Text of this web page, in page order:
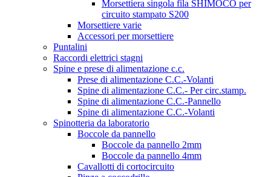
Morsettiera singola fila SHIMOCO per
circuito stampato S200
Morsettiere varie
Accessori per morsettiere
Puntalini
Raccordi elettrici stagni
Spine e prese di alimentazione c.c.
Prese di alimentazione C.C.-Volanti
Spine di alimentazione C.C.- Per circ.stamp.
Spine di alimentazione C.C.-Pannello
Spine di alimentazione C.C.-Volanti
Spinotteria da laboratorio
Boccole da pannello
Boccole da pannello 2mm
Boccole da pannello 4mm
Cavallotti di cortocircuito